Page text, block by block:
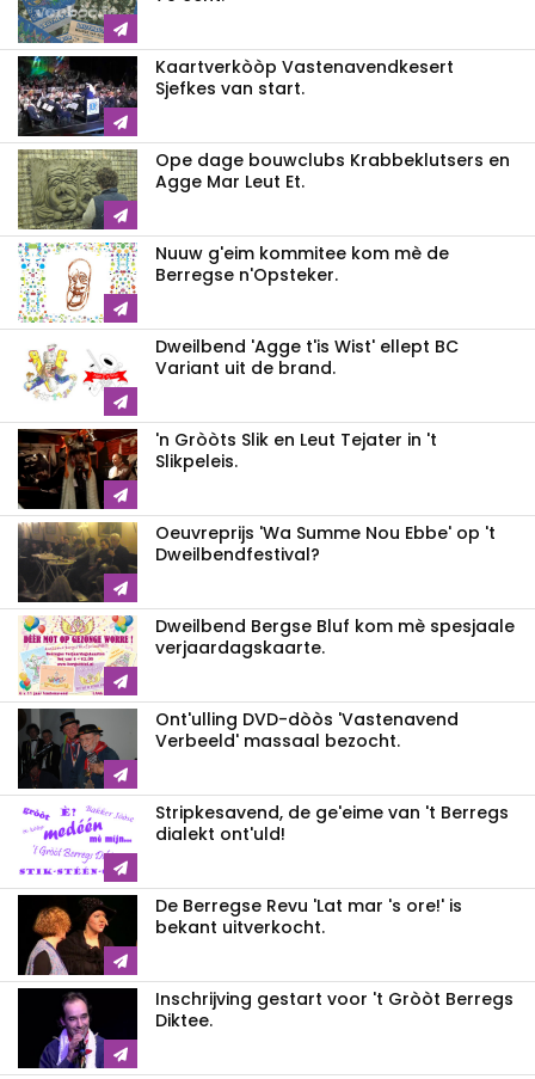
Kaartverkòòp Vastenavendkesert
Sjefkes van start.
Ope dage bouwclubs Krabbeklutsers en
Agge Mar Leut Et.
Nuuw g'eim kommitee kom mè de
Berregse n'Opsteker.
Dweilbend 'Agge t'is Wist' ellept BC
Variant uit de brand.
'n Gròòts Slik en Leut Tejater in 't
Slikpeleis.
Oeuvreprijs 'Wa Summe Nou Ebbe' op 't
Dweilbendfestival?
Dweilbend Bergse Bluf kom mè spesjaale
verjaardagskaarte.
Ont'ulling DVD-dòòs 'Vastenavend
Verbeeld' massaal bezocht.
Stripkesavend, de ge'eime van 't Berregs
dialekt ont'uld!
De Berregse Revu 'Lat mar 's ore!' is
bekant uitverkocht.
Inschrijving gestart voor 't Gròòt Berregs
Diktee.